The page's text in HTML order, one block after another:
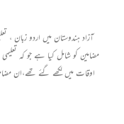
آزاد ہندوستان میں اردو زبان
مضامین کو شامل کیا ہے جو کہ
اوقات میں لکھے گئے تھے،ان
ہے، اور اسکول و کالج اور